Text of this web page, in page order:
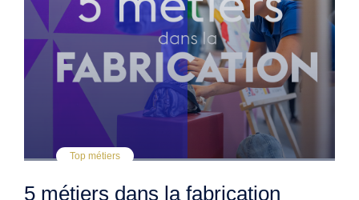
Top métiers
5 métiers dans la fabrication